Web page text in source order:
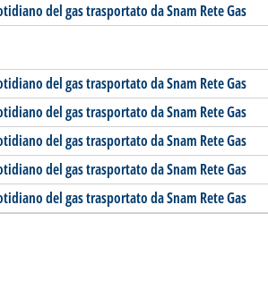
del gas trasportato da Snam Rete Gas
del gas trasportato da Snam Rete Gas
del gas trasportato da Snam Rete Gas
del gas trasportato da Snam Rete Gas
del gas trasportato da Snam Rete Gas
del gas trasportato da Snam Rete Gas